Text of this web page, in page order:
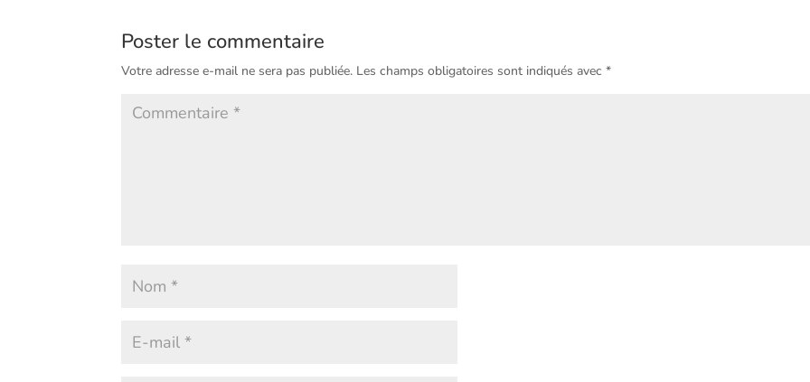
Poster le commentaire
Votre adresse e-mail ne sera pas publiée. Les champs obligatoires sont indiqués avec*